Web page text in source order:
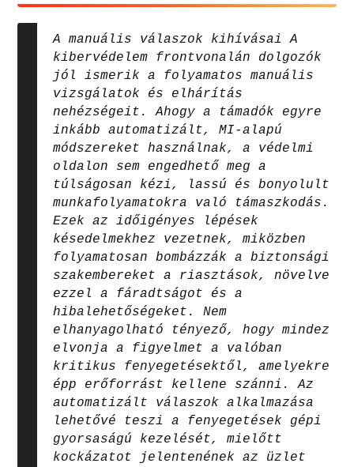
A manuális válaszok kihívásai A
kibervédelem frontvonalán dolgozók
jól ismerik a folyamatos manuális
vizsgálatok és elhárítás
nehézségeit. Ahogy a támadók egyre
inkább automatizált, MI-alapú
módszereket használnak, a védelmi
oldalon sem engedhető meg a
túlságosan kézi, lassú és bonyolult
munkafolyamatokra való támaszkodás.
Ezek az időigényes lépések
késedelmekhez vezetnek, miközben
folyamatosan bombázzák a biztonsági
szakembereket a riasztások, növelve
ezzel a fáradtságot és a
hibalehetőségeket. Nem
elhanyagolható tényező, hogy mindez
elvonja a figyelmet a valóban
kritikus fenyegetésektől, amelyekre
épp erőforrást kellene szánni. Az
automatizált válaszok alkalmazása
lehetővé teszi a fenyegetések gépi
gyorsaságú kezelését, mielőtt
kockázatot jelentenének az üzlet